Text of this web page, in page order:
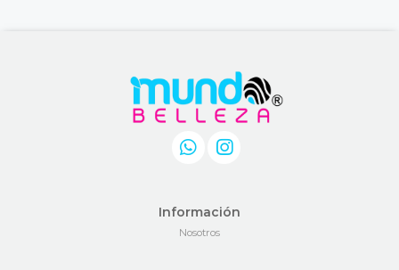
Información
Nosotros